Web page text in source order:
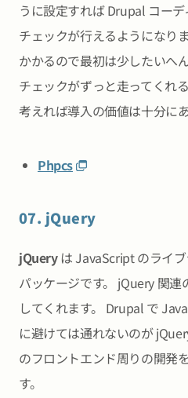
うに設定すれば Drupal コー
チェックが行えるようになり
かかるので最初は少したいへ
チェックがずっと走ってくれ
考えれば導入の価値は十分に
Phpcs
07. jQuery
jQueryは JavaScript のライブ
パッケージです。 jQuery 関
してくれます。 Drupal で
に避けては通れないのが
のフロントエンド周りの開発
す。